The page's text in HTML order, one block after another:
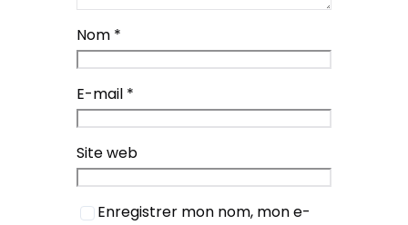
Nom *
E-mail *
Site web
Enregistrer mon nom, mon e-